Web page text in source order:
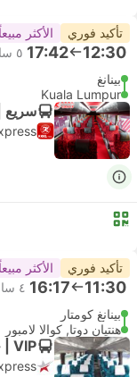
تأكيد فوري الأكثر
12:30
17:42 ٥ ساعات و‫12 دقائق
بينانغ
Kuala Lumpur
سريع
تأكيد فوري الأكثر
11:30
16:17 ٤ ساعات و‫47 دقائق
بينانغ كومتار
هنتيان دوتا, كوالا لامبور
VIP | حافلة